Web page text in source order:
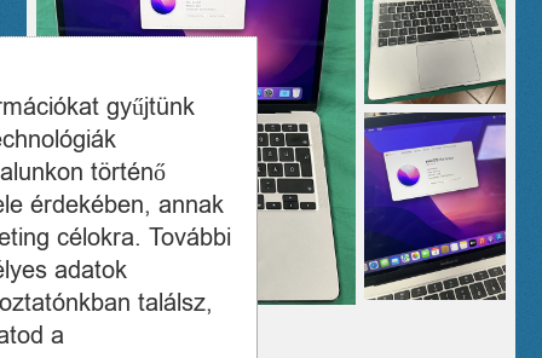
gyűjtünk
történő
érdekében, annak
célokra. További
adatok
találsz,
a